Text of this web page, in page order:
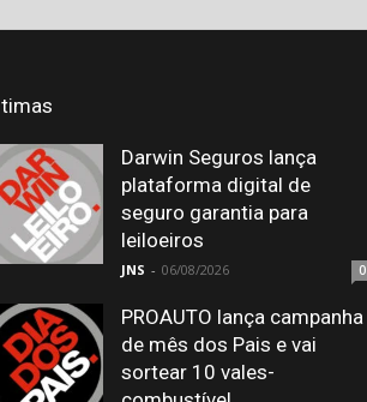
Darwin Seguros lança
plataforma digital de
seguro garantia para
leiloeiros
JNS - 06/08/2026 0
PROAUTO lança campanha
de mês dos Pais e vai
sortear 10 vales-